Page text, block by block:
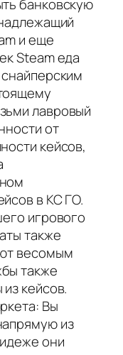
банковскую
и еще
Steam еда
лавровый
от
кейсов,
в КС ГО.
игрового
также
весомым
также
кейсов.
Вы
из
они